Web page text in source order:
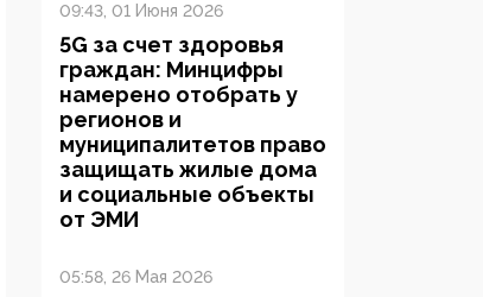
09:43, 01 Июня 2026
5G за счет здоровья
граждан: Минцифры
намерено отобрать у
регионов и
муниципалитетов право
защищать жилые дома
и социальные объекты
от ЭМИ
05:58, 26 Мая 2026